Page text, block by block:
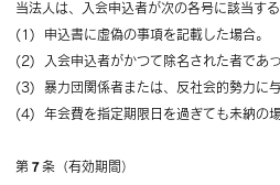
当法人は、入会申込者が次の各号に該当す
(1) 申込書に虚偽の事項を記載した場合。
(2) 入会申込者がかつて除名された者であっ
(3) 暴力団関係者または、反社会的勢力に
(4) 年会費を指定期限日を過ぎても未納の場
第７条（有効期間）